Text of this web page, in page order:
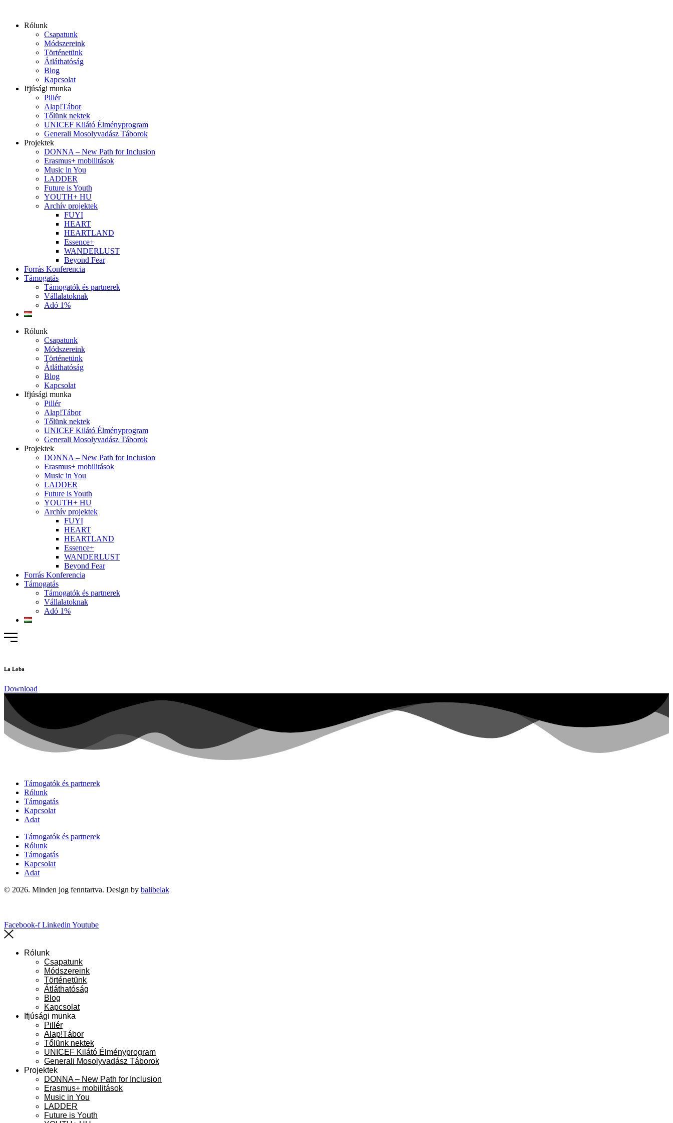
tartalomhoz
Rólunk
Csapatunk
Módszereink
Történetünk
Átláthatóság
Blog
Kapcsolat
Ifjúsági munka
Pillér
Alap!Tábor
Tőlünk nektek
UNICEF Kilátó Élményprogram
Generali Mosolyvadász Táborok
Projektek
DONNA – New Path for Inclusion
Erasmus+ mobilitások
Music in You
LADDER
Future is Youth
YOUTH+ HU
Archív projektek
FUYI
HEART
HEARTLAND
Essence+
WANDERLUST
Beyond Fear
Forrás Konferencia
Támogatás
Támogatók és partnerek
Vállalatoknak
Adó 1%
Rólunk
Csapatunk
Módszereink
Történetünk
Átláthatóság
Blog
Kapcsolat
Ifjúsági munka
Pillér
Alap!Tábor
Tőlünk nektek
UNICEF Kilátó Élményprogram
Generali Mosolyvadász Táborok
Projektek
DONNA – New Path for Inclusion
Erasmus+ mobilitások
Music in You
LADDER
Future is Youth
YOUTH+ HU
Archív projektek
FUYI
HEART
HEARTLAND
Essence+
WANDERLUST
Beyond Fear
Forrás Konferencia
Támogatás
Támogatók és partnerek
Vállalatoknak
Adó 1%
La Loba
Download
Támogatók és partnerek
Rólunk
Támogatás
Kapcsolat
Adat
Támogatók és partnerek
Rólunk
Támogatás
Kapcsolat
Adat
© 2026. Minden jog fenntartva. Design by balibelak
Facebook-f Linkedin Youtube
Rólunk
Csapatunk
Módszereink
Történetünk
Átláthatóság
Blog
Kapcsolat
Ifjúsági munka
Pillér
Alap!Tábor
Tőlünk nektek
UNICEF Kilátó Élményprogram
Generali Mosolyvadász Táborok
Projektek
DONNA – New Path for Inclusion
Erasmus+ mobilitások
Music in You
LADDER
Future is Youth